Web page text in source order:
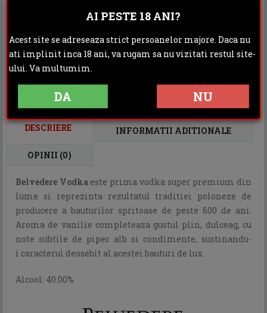
Categoria: Vodka
Distribuie:
DESCRIERE INFORMATII ADITIONALE
OPINII (0)
Belvedere Vodkaeste prima vodka super premium din
lume si reprezinta rezultatul traditiei poloneze de
producere a bauturilor spritoase de peste 600 de ani.
Aroma de vanilie completeaza gustul plin, dulceag, cu
note subtile de piper alb si condimente, sustinandu-
i caracterul deosebit al acestei bauturi de lux.
Alcool: 40.00%
AI PESTE 18 ANI?
Acest site se adreseaza strict persoanelor majore. Daca nu
ati implinit inca 18 ani, va rugam sa nu vizitati restul site-
ului. Va multumim.
DA NU